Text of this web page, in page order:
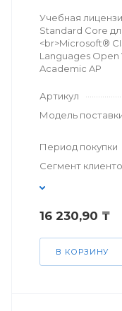
Учебная
Standard Core
<br>Microsoft®
Languages Open
Academic AP
Артикул
Модель
Период покупки
Сегмент
16 230,90 ₸
В КОРЗИНУ